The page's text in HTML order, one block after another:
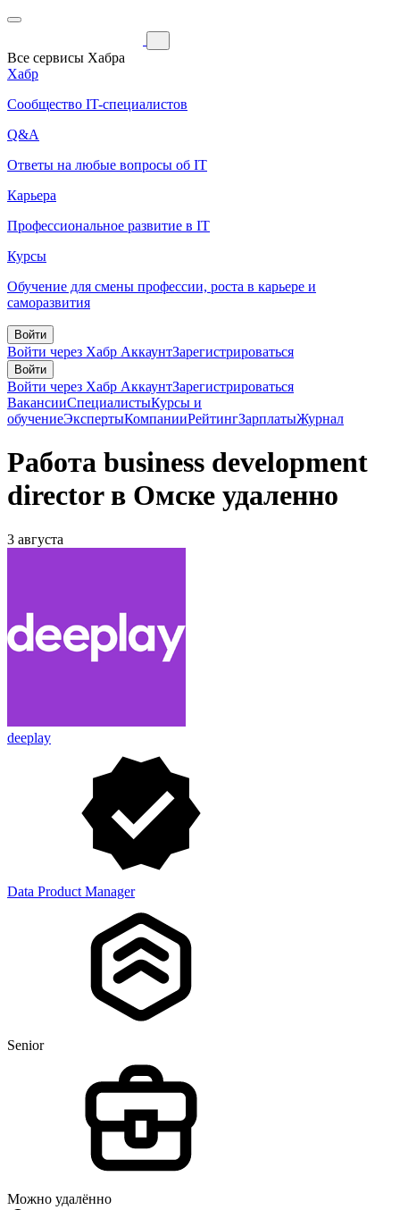
Все сервисы Хабра
Хабр
Сообщество IT-специалистов
Q&A
Ответы на любые вопросы об IT
Карьера
Профессиональное развитие в IT
Курсы
Обучение для смены профессии, роста в карьере и
саморазвития
Войти
Войти через Хабр АккаунтЗарегистрироваться
Войти
Войти через Хабр АккаунтЗарегистрироваться
ВакансииСпециалистыКурсы и
обучениеЭкспертыКомпанииРейтингЗарплатыЖурнал
Работа business development
director в Омске удаленно
3 августа
deeplay
Data Product Manager
Senior
Можно удалённо